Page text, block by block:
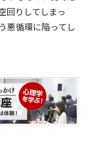
回りしてしまっ
悪循環に陥ってし